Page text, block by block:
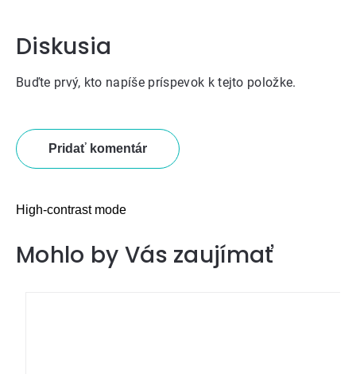
Diskusia
Buďte prvý, kto napíše príspevok k tejto položke.
Pridať komentár
High-contrast mode
Mohlo by Vás zaujímať